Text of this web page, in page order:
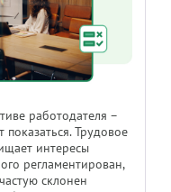
работодателя –
показаться. Трудовое
интересы
регламентирован,
склонен